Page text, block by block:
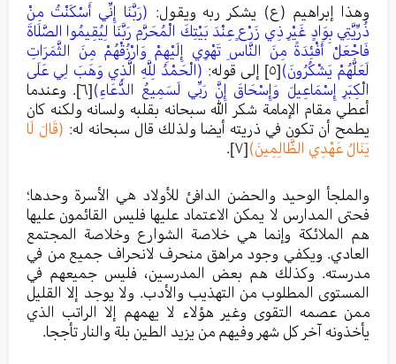
وهذا إبراهيم (ع) يشكر ربه ويقول: (رَبَّنَا إِنِّي أَسْكَنْتُ مِنْ
ذُرِّيَّتِي بِوَادٍ غَيْرِ ذِي زَرْعٍ عِنْدَ بَيْتِكَ الْمُحَرَّمِ رَبَّنَا لِيُقِيمُوا الصَّلَاةَ
فَاجْعَلْ أَفْئِدَةً مِنَ النَّاسِ تَهْوِي إِلَيْهِمْ وَارْزُقْهُمْ مِنَ الثَّمَرَاتِ
لَعَلَّهُمْ يَشْكُرُونَ)[٥] إلى قوله: (الْحَمْدُ لِلَّهِ الَّذِي وَهَبَ لِي عَلَى
الْكِبَرِ إِسْمَاعِيلَ وَإِسْحَاقَ إِنَّ رَبِّي لَسَمِيعُ الدُّعَاءِ)[٦]
. وعندما
أعطي مقام الإمامة شكر الله سبحانه بقلبه ولسانه ولكنه كان
يطمح أن تكون في ذريته أيضا ولذلك قال سبحانه له: (قَالَ لَا
يَنَالُ عَهْدِي الظَّالِمِينَ)[٧] .
والملجأ الوحيد والحضن الدافئ للأولاد هي الأسرة وحدها؛
فحتى المدارس لا يمكن الاعتماد عليها فليس القائمون عليها
هم الملائكة وإنما هي خلاصة الشوارع وخلاصة المجتمع
العادي. ويكفي وجود مراهق منحرف لانحراف جميع من في
مدرسته. وكذلك هم بعض المدرسين، فليس جميعهم في
المستوى المطلوب من التهذيب والأدب. ولا يوجد إلا القليل
ممن عصمه التقوى وغير هؤلاء لا يهمهم إلا الراتب الذي
يأخذونه آخر كل شهر وفيهم من يزيد الطين بلة والنار تأججا.